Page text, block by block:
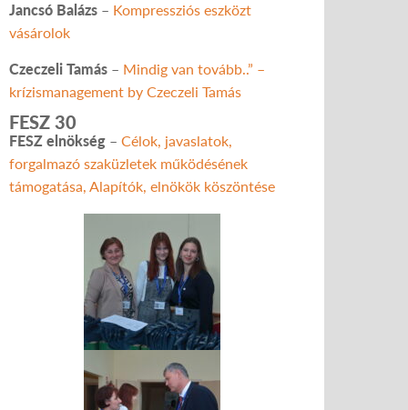
Jancsó Balázs – Kompressziós eszközt
vásárolok
Czeczeli Tamás – Mindig van tovább..” –
krízismanagement by Czeczeli Tamás
FESZ 30
FESZ elnökség – Célok, javaslatok,
forgalmazó szaküzletek működésének
támogatása, Alapítók, elnökök köszöntése